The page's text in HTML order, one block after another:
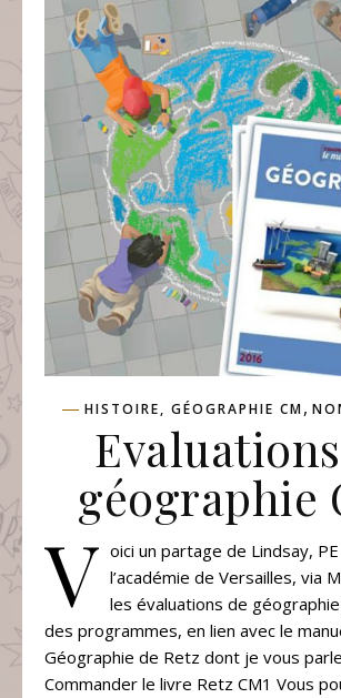
HISTOIRE, GÉOGRAPHIE CM,
géographie
V oici un partage de Lindsay,
l’académie de Versailles, via
les évaluations de
des programmes, en lien avec le
Géographie de Retz dont je vous
Commander le livre Retz CM1 Vous